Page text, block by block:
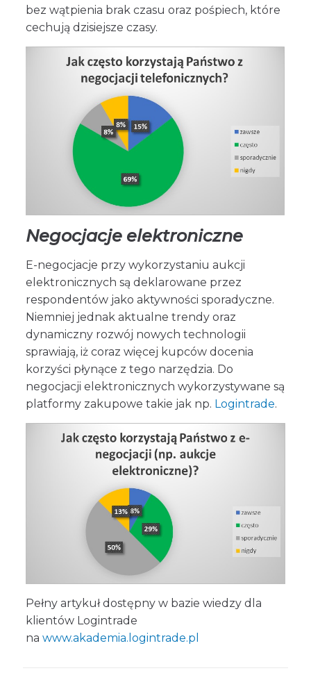
bez wątpienia brak czasu oraz pośpiech, które
cechują dzisiejsze czasy.
Negocjacje elektroniczne
E-negocjacje przy wykorzystaniu aukcji
elektronicznych są deklarowane przez
respondentów jako aktywności sporadyczne.
Niemniej jednak aktualne trendy oraz
dynamiczny rozwój nowych technologii
sprawiają, iż coraz więcej kupców docenia
korzyści płynące z tego narzędzia. Do
negocjacji elektronicznych wykorzystywane są
platformy zakupowe takie jak np. Logintrade.
Pełny artykuł dostępny w bazie wiedzy dla
klientów Logintrade
na www.akademia.logintrade.pl